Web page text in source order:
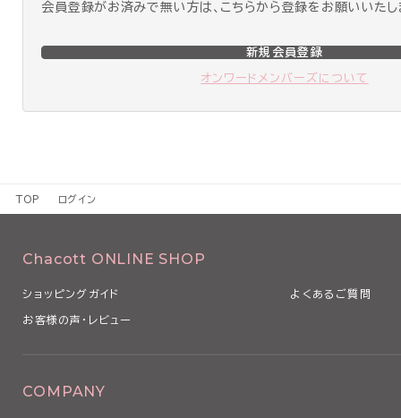
会員登録がお済みで無い方は、こちらから登録をお願いいたし
新規会員登録
オンワードメンバーズについて
TOP ログイン
Chacott ONLINE SHOP
ショッピングガイド よくあるご質問
お客様の声・レビュー
COMPANY